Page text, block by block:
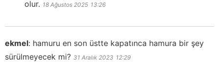
olur. 18 Ağustos 2025 13:26
ekmel: hamuru en son üstte kapatınca hamura bir şey
sürülmeyecek mi? 31 Aralık 2023 12:29